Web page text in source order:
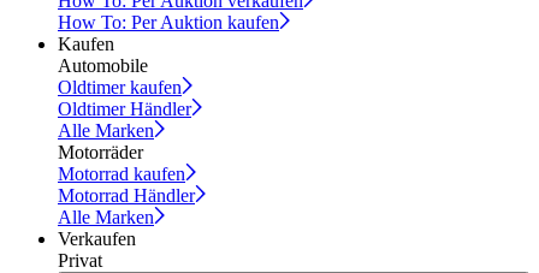
How To: Per Auktion kaufen
Kaufen
Automobile
Oldtimer kaufen
Oldtimer Händler
Alle Marken
Motorräder
Motorrad kaufen
Motorrad Händler
Alle Marken
Verkaufen
Privat